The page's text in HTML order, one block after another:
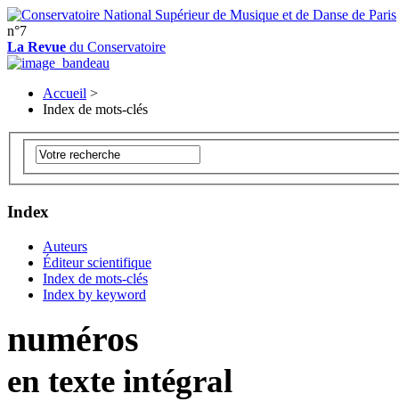
n°7
La Revue du Conservatoire
Accueil >
Index de mots-clés
Index
Auteurs
Éditeur scientifique
Index de mots-clés
Index by keyword
numéros
en texte intégral